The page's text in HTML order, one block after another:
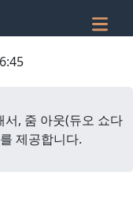
서, 줌 아웃(듀오 쇼다
제공합니다.